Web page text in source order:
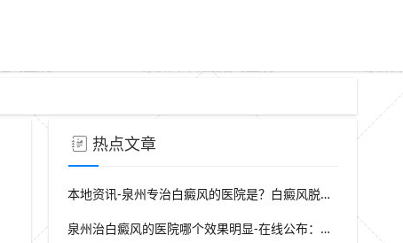
热点文章
本地资讯-泉州专治白癜风的医院是？白癜风脱屑是什么症状？
泉州治白癜风的医院哪个效果明显-在线公布：生活中哪些因素会诱发出白癜风